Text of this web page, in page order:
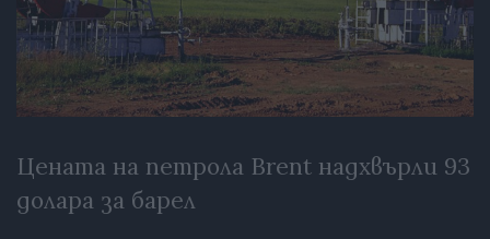
Цената на петрола Brent надхвърли 93
долара за барел